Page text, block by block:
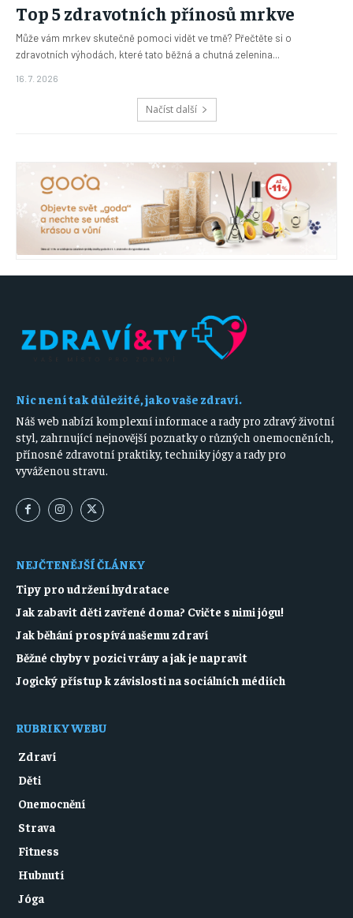
Top 5 zdravotních přínosů mrkve
Může vám mrkev skutečně pomoci vidět ve tmě? Přečtěte si o
zdravotních výhodách, které tato běžná a chutná zelenina...
16. 7. 2026
Načíst další
Nic není tak důležité, jako vaše zdraví.
Náš web nabízí komplexní informace a rady pro zdravý životní
styl, zahrnující nejnovější poznatky o různých onemocněních,
přínosné zdravotní praktiky, techniky jógy a rady pro
vyváženou stravu.
NEJČTENĚJŠÍ ČLÁNKY
Tipy pro udržení hydratace
Jak zabavit děti zavřené doma? Cvičte s nimi jógu!
Jak běhání prospívá našemu zdraví
Běžné chyby v pozici vrány a jak je napravit
Jogický přístup k závislosti na sociálních médiích
RUBRIKY WEBU
Zdraví
Děti
Onemocnění
Strava
Fitness
Hubnutí
Jóga